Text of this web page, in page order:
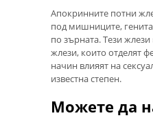
Апокринните потни
под мишниците,
по зърната. Тези
жлези, които отделят
начин влияят на
известна степен.
Можете да